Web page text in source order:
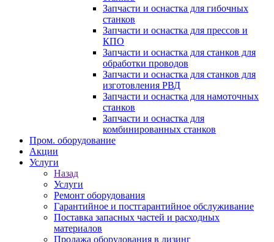
Запчасти и оснастка для гибочных
станков
Запчасти и оснастка для прессов и
КПО
Запчасти и оснастка для станков для
обработки проводов
Запчасти и оснастка для станков для
изготовления РВД
Запчасти и оснастка для намоточных
станков
Запчасти и оснастка для
комбинированных станков
Пром. оборудование
Акции
Услуги
Назад
Услуги
Ремонт оборудования
Гарантийное и постгарантийное обслуживание
Поставка запасных частей и расходных
материалов
Продажа оборудования в лизинг